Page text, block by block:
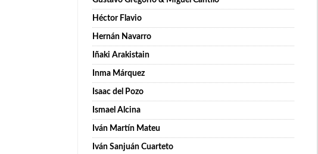
Héctor Flavio
Hernán Navarro
Iñaki Arakistain
Inma Márquez
Isaac del Pozo
Ismael Alcina
Iván Martín Mateu
Iván Sanjuán Cuarteto